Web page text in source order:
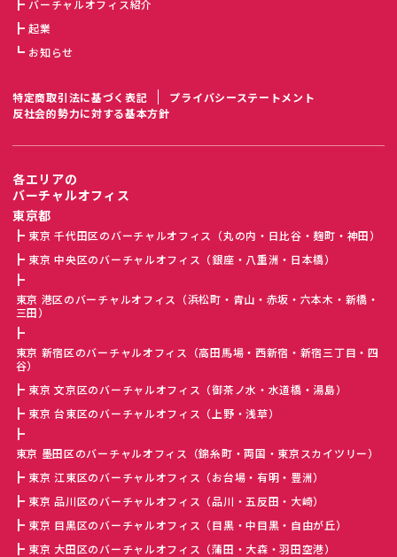
バーチャルオフィス紹介
起業
お知らせ
特定商取引法に基づく表記
プライバシーステートメント
反社会的勢力に対する基本方針
各エリアの
バーチャルオフィス
東京都
東京 千代田区のバーチャルオフィス（丸の内・日比谷・麹町・神田）
東京 中央区のバーチャルオフィス（銀座・八重洲・日本橋）
東京 港区のバーチャルオフィス（浜松町・青山・赤坂・六本木・新橋・
三田）
東京 新宿区のバーチャルオフィス（高田馬場・西新宿・新宿三丁目・四
谷）
東京 文京区のバーチャルオフィス（御茶ノ水・水道橋・湯島）
東京 台東区のバーチャルオフィス（上野・浅草）
東京 墨田区のバーチャルオフィス（錦糸町・両国・東京スカイツリー）
東京 江東区のバーチャルオフィス（お台場・有明・豊洲）
東京 品川区のバーチャルオフィス（品川・五反田・大崎）
東京 目黒区のバーチャルオフィス（目黒・中目黒・自由が丘）
東京 大田区のバーチャルオフィス（蒲田・大森・羽田空港）